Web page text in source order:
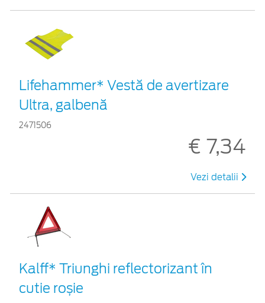
Lifehammer* Vestă de avertizare
Ultra, galbenă
2471506
€ 7,34
Vezi detalii
Kalff* Triunghi reflectorizant în
cutie roșie